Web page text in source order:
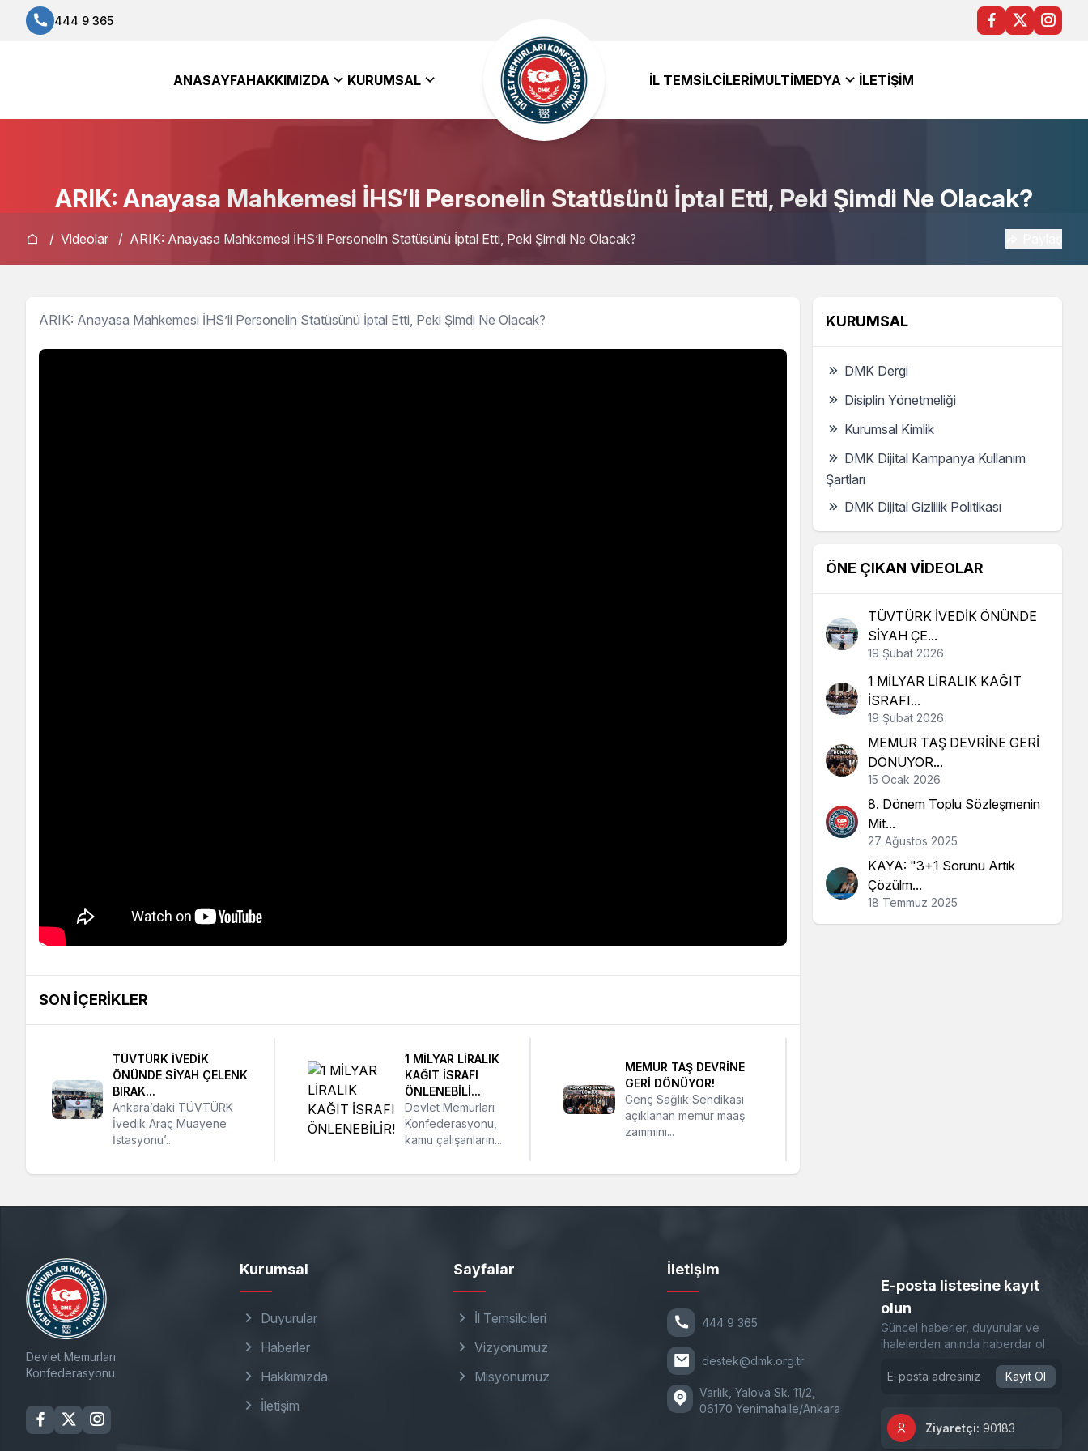
444 9 365
ANASAYFAHAKKIMIZDA KURUMSAL İL TEMSILCILERIMULTIMEDYA İLETIŞIM
ARIK: Anayasa Mahkemesi İHS’li Personelin Statüsünü İptal Etti, Peki Şimdi Ne Olacak?
/ Videolar / ARIK: Anayasa Mahkemesi İHS’li Personelin Statüsünü İptal Etti, Peki Şimdi Ne Olacak?
ARIK: Anayasa Mahkemesi İHS’li Personelin Statüsünü İptal Etti, Peki Şimdi Ne Olacak?
SON İÇERIKLER
TÜVTÜRK İVEDİK
ÖNÜNDE SİYAH ÇELENK
BIRAK...
Ankara’daki TÜVTÜRK
İvedik Araç Muayene
İstasyonu’...
1 MİLYAR LİRALIK
KAĞIT İSRAFI
ÖNLENEBİLİ...
Devlet Memurları
Konfederasyonu,
kamu çalışanların...
MEMUR TAŞ DEVRİNE
GERİ DÖNÜYOR!
Genç Sağlık Sendikası
açıklanan memur maaş
zammını...
KURUMSAL
DMK Dergi
Disiplin Yönetmeliği
Kurumsal Kimlik
DMK Dijital Kampanya Kullanım
Şartları
DMK Dijital Gizlilik Politikası
ÖNE ÇIKAN VIDEOLAR
TÜVTÜRK İVEDİK ÖNÜNDE
SİYAH ÇE...
19 Şubat 2026
1 MİLYAR LİRALIK KAĞIT
İSRAFI...
19 Şubat 2026
MEMUR TAŞ DEVRİNE GERİ
DÖNÜYOR...
15 Ocak 2026
8. Dönem Toplu Sözleşmenin
Mit...
27 Ağustos 2025
KAYA: "3+1 Sorunu Artık
Çözülm...
18 Temmuz 2025
Devlet Memurları
Konfederasyonu
Kurumsal
Duyurular
Haberler
Hakkımızda
İletişim
Sayfalar
İl Temsilcileri
Vizyonumuz
Misyonumuz
İletişim
444 9 365
destek@dmk.org.tr
Varlık, Yalova Sk. 11/2,
06170 Yenimahalle/Ankara
E-posta listesine kayıt
olun
Güncel haberler, duyurular ve
ihalelerden anında haberdar ol
Kayıt Ol
Ziyaretçi: 90183